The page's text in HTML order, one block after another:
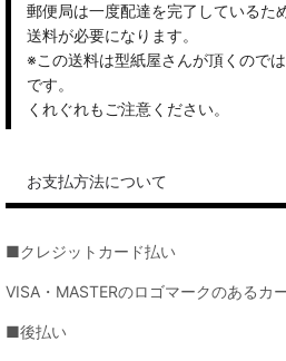
郵便局は一度配達を完了しているた
送料が必要になります。
※この送料は型紙屋さんが頂くので
です。
くれぐれもご注意ください。
お支払方法について
■クレジットカード払い
VISA・MASTERのロゴマークのあるカ
■後払い